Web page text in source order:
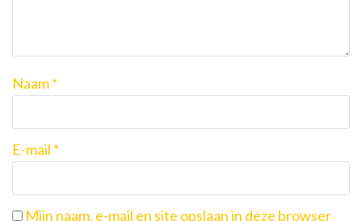
Naam*
E-mail *
Mijn naam, e-mail en site opslaan in deze browser